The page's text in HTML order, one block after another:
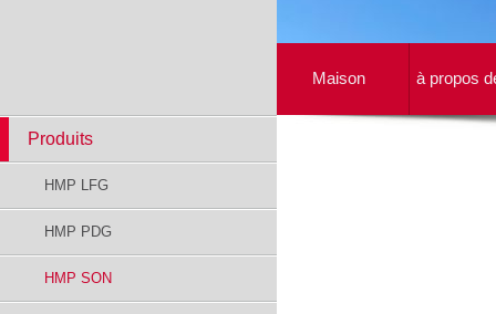
Maison à propos
Produits
HMP LFG
HMP PDG
HMP SON